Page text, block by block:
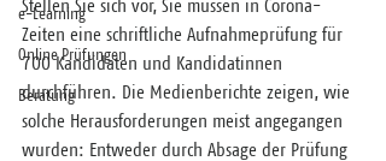
e-Learning
Online Prüfungen
Beratung
Stellen Sie sich vor, Sie müssen in Corona-
Zeiten eine schriftliche Aufnahmeprüfung für
700 Kandidaten und Kandidatinnen
durchführen. Die Medienberichte zeigen, wie
solche Herausforderungen meist angegangen
wurden: Entweder durch Absage der Prüfung